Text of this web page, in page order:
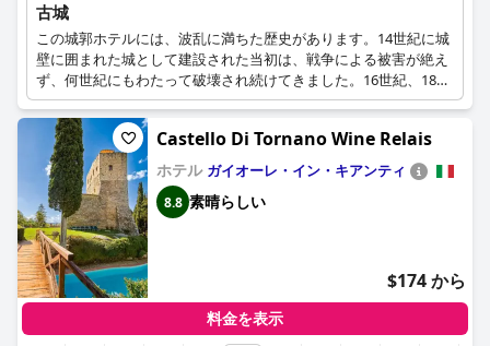
古城
この城郭ホテルには、波乱に満ちた歴史があります。14世紀に城
壁に囲まれた城として建設された当初は、戦争による被害が絶え
ず、何世紀にもわたって破壊され続けてきました。16世紀、18世
紀、19世紀の間、城は何度も破壊と改修を繰り返し、1990年に現
在のホテルとなった。
Castello Di Tornano Wine Relais
ホテル ガイオーレ・イン・キアンティ
8.8 素晴らしい
$174 から
料金を表示